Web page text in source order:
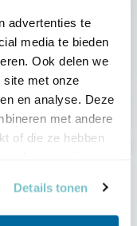
advertenties te
media te bieden
Ook delen we
site met onze
en analyse. Deze
met andere
of die ze hebben
Details tonen